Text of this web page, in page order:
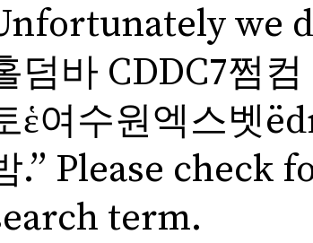
we
덤바 CDDC7쩜
ἑ여수원엑스벳
.” Please check
term.